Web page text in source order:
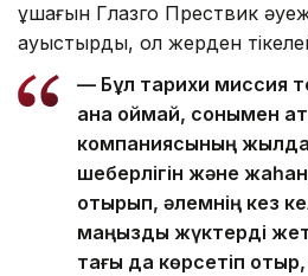
ұшағын Глазго Прествик
ауыстырды, ол жерден
— Бұл тарихи миссия
қана қоймай, сонымен
компаниясының
шеберлігін және
отырып, әлемнің кез
маңызды жүктерді
тағы да көрсетіп